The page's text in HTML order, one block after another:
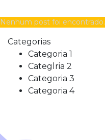
Nenhum post foi encontrado.
Categorias
Categoria 1
Categlria 2
Categoria 3
Categoria 4